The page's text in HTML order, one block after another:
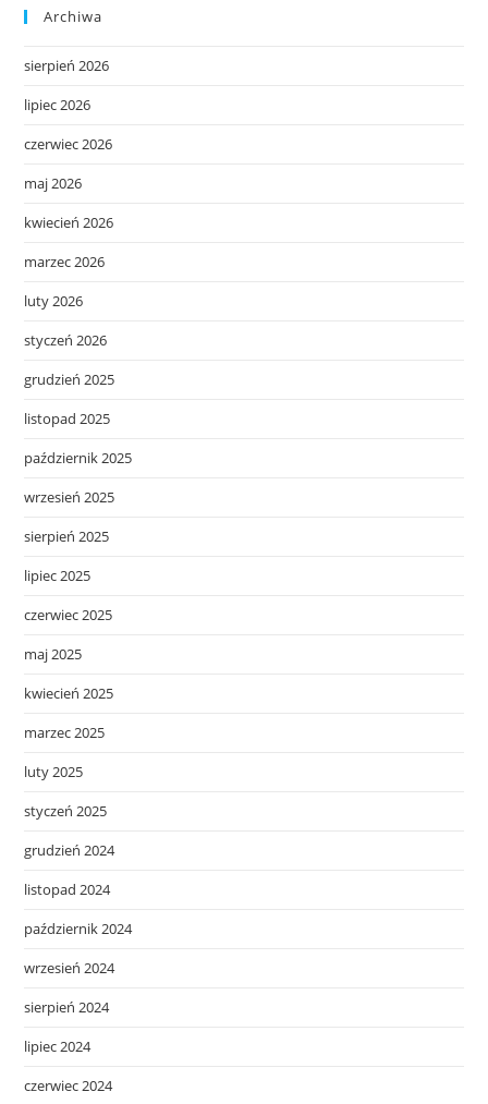
Archiwa
sierpień 2026
lipiec 2026
czerwiec 2026
maj 2026
kwiecień 2026
marzec 2026
luty 2026
styczeń 2026
grudzień 2025
listopad 2025
październik 2025
wrzesień 2025
sierpień 2025
lipiec 2025
czerwiec 2025
maj 2025
kwiecień 2025
marzec 2025
luty 2025
styczeń 2025
grudzień 2024
listopad 2024
październik 2024
wrzesień 2024
sierpień 2024
lipiec 2024
czerwiec 2024